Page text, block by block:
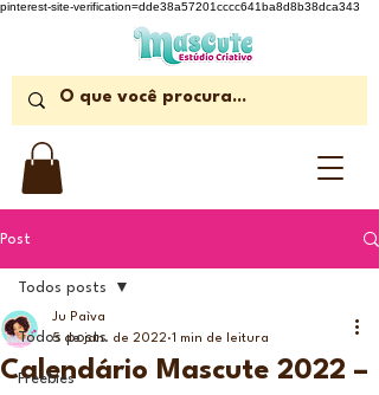
pinterest-site-verification=dde38a57201cccc641ba8d8b38dca343
Post
Todos posts
Freebies
Todos posts
Calendário Mascute 2022 –
Ju Paìva
5 de jan. de 2022 1 min de leitura